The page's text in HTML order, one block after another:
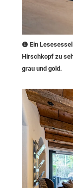
Ein
Hirschkopf zu
grau und gold.